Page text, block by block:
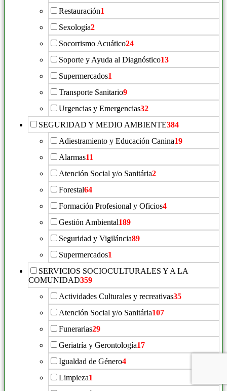
Restauración1
Sexología2
Socorrismo Acuático24
Soporte y Ayuda al Diagnóstico13
Supermercados1
Transporte Sanitario9
Urgencias y Emergencias32
SEGURIDAD Y MEDIO AMBIENTE384
Adiestramiento y Educación Canina19
Alarmas11
Atención Social y/o Sanitária2
Forestal64
Formación Profesional y Oficios4
Gestión Ambiental189
Seguridad y Vigiláncia89
Supermercados1
SERVICIOS SOCIOCULTURALES Y A LA
COMUNIDAD359
Actividades Culturales y recreativas35
Atención Social y/o Sanitária107
Funerarias29
Geriatría y Gerontología17
Igualdad de Género4
Limpieza1